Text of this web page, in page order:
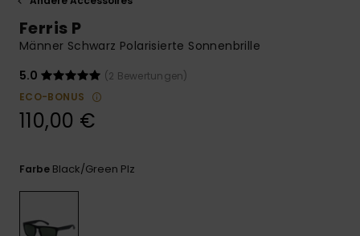
Finden Sie
die häufigsten
Fragen sowie
Ferris P
Männer Schwarz Polarisierte Sonnenbrille
5.0
(2 Bewertungen)
ECO-BONUS
110,00 €
Farbe Black/green Plz